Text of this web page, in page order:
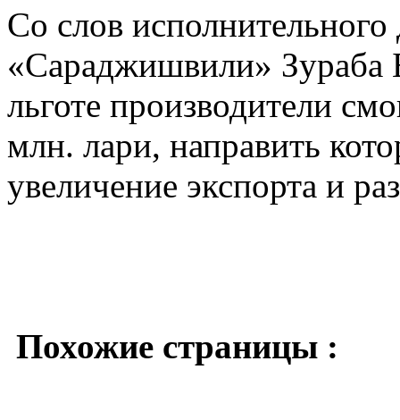
Со слов
«Сараджишвили» Зураба
льготе производители
млн. лари, направить
увеличение экспорта и
Похожие страницы :